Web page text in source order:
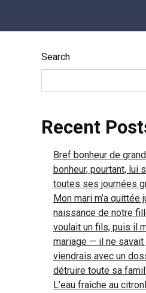
Search
Recent
Bref bonheur de
bonheur, pourtant, lui
toutes ses journées
Mon mari m’a quittée
naissance de notre
voulait un fils, puis il
mariage — il ne savait
viendrais avec un
détruire toute sa
L’eau fraîche au